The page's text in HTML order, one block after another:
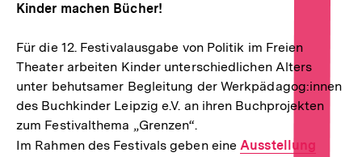
Kinder machen Bücher!
Für die 12. Festivalausgabe von Politik im Freien
Theater arbeiten Kinder unterschiedlichen Alters
unter behutsamer Begleitung der Werkpädagog:innen
des Buchkinder Leipzig e.V. an ihren Buchprojekten
zum Festivalthema „Grenzen“.
Im Rahmen des Festivals geben eineInterner
Ausstellung